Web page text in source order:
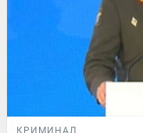
КРИМИНАЛ